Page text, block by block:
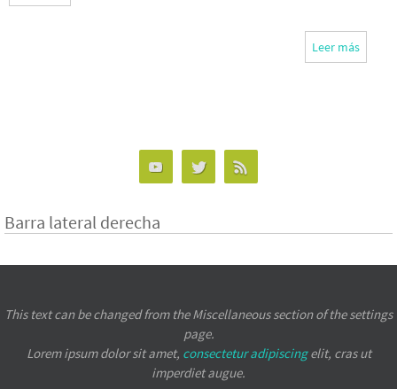
Leer más
Barra lateral derecha
This text can be changed from the Miscellaneous section of the settings
page.
Lorem ipsumdolor sit amet, consectetur adipiscingelit, cras ut
imperdiet augue.